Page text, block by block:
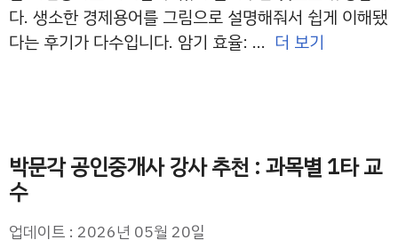
다. 생소한 경제용어를 그림으로 설명해줘서 쉽게 이해됐
다는 후기가 다수입니다. 암기 효율: … 더 보기
박문각 공인중개사 강사 추천 : 과목별 1타 교
수
업데이트 : 2026년 05월 20일